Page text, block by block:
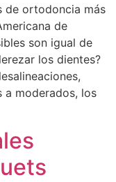
de ortodoncia más
de
son igual de
los dientes?
a moderados, los